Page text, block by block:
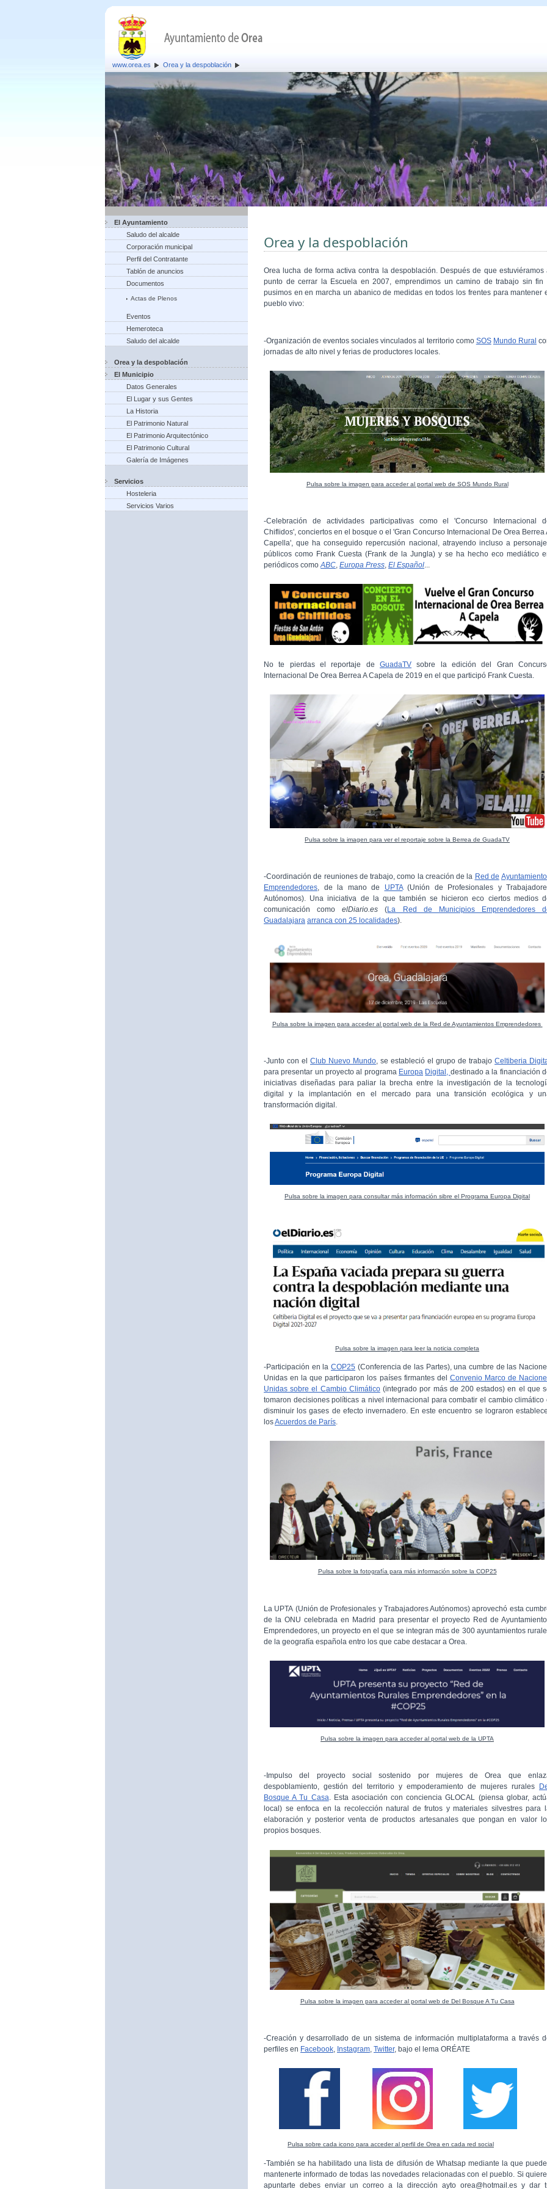
www.orea.es Orea y la despoblación
El Ayuntamiento
Saludo del alcalde
Corporación municipal
Perfil del Contratante
Tablón de anuncios
Documentos
Actas de Plenos
Eventos
Hemeroteca
Saludo del alcalde
Orea y la despoblación
El Municipio
Datos Generales
El Lugar y sus Gentes
La Historia
El Patrimonio Natural
El Patrimonio Arquitectónico
El Patrimonio Cultural
Galería de Imágenes
Servicios
Hosteleria
Servicios Varios
Orea y la despoblación
Orea lucha de forma activa contra la despoblación. Después de que estuviéramos
punto de cerrar la Escuela en 2007, emprendimos un camino de trabajo sin fin
pusimos en en marcha un abanico de medidas en todos los frentes para mantener
pueblo vivo:
-Organización de eventos sociales vinculados al territorio como SOS Mundo Rural
jornadas de alto nivel y ferias de productores locales.
Pulsa sobre la imagen para acceder al portal web de SOS Mundo Rural
-Celebración de actividades participativas como el 'Concurso Internacional
Chiflidos', conciertos en el bosque o el 'Gran Concurso Internacional De Orea Berrea
Capella', que ha conseguido repercusión nacional, atrayendo incluso a
públicos como Frank Cuesta (Frank de la Jungla) y se ha hecho eco mediático
periódicos comoABC, Europa Press, El Español...
No te pierdas el reportaje de GuadaTV sobre la edición del Gran
Internacional De Orea Berrea A Capela de 2019 en el que participó Frank Cuesta.
Pulsa sobre la imagen para ver el reportaje sobre la Berrea de GuadaTV
-Coordinación de reuniones de trabajo, como la creación de la Red de
Emprendedores, de la mano de UPTA(Unión de Profesionales y
Autónomos). Una iniciativa de la que también se hicieron eco ciertos medios
comunicación comoelDiario.es(La Red de Municipios Emprendedores
Guadalajara arranca con 25 localidades).
Pulsa sobre la imagen para acceder al portal web de la Red de Ayuntamientos Emprendedores
-Junto con el Club Nuevo Mundo, se estableció el grupo de trabajo Celtiberia
para presentar un proyecto al programa Europa Digital, destinado a la financiación
iniciativas diseñadas para paliar la brecha entre la investigación de la
digital y la implantación en el mercado para una transición ecológica y
transformación digital.
Pulsa sobre la imagen para consultar más información sibre el Programa Europa Digital
Pulsa sobre la imagen para leer la noticia completa
-Participación en la COP25 (Conferencia de las Partes), una cumbre de las
Unidas en la que participaron los países firmantes del Convenio Marco de
Unidas sobre el Cambio Climático(integrado por más de 200 estados) en el que
tomaron decisiones políticas a nivel internacional para combatir el cambio climático
disminuir los gases de efecto invernadero. En este encuentro se lograron
losAcuerdos de París.
Pulsa sobre la fotografía para más información sobre la COP25
La UPTA (Unión de Profesionales y Trabajadores Autónomos) aprovechó esta
de la ONU celebrada en Madrid para presentar el proyecto Red de
Emprendedores, un proyecto en el que se integran más de 300 ayuntamientos
de la geografía española entro los que cabe destacar a Orea.
Pulsa sobre la imagen para acceder al portal web de la UPTA
-Impulso del proyecto social sostenido por mujeres de Orea que
despoblamiento, gestión del territorio y empoderamiento de mujeres rurales
Bosque A Tu Casa. Esta asociación con conciencia GLOCAL (piensa globar,
local) se enfoca en la recolección natural de frutos y materiales silvestres para
elaboración y posterior venta de productos artesanales que pongan en valor
propios bosques.
Pulsa sobre la imagen para acceder al portal web de Del Bosque A Tu Casa
-Creación y desarrollado de un sistema de información multiplataforma a través
perfiles en Facebook, Instagram, Twitter, bajo el lema ORÉATE
Pulsa sobre cada icono para acceder al perfil de Orea en cada red social
-También se ha habilitado una lista de difusión de Whatsap mediante la que
mantenerte informado de todas las novedades relacionadas con el pueblo. Si
apuntarte debes enviar un correo a la dirección ayto_orea@hotmail.es y dar